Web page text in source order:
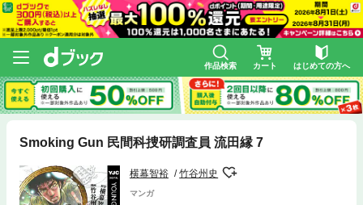
作品検索 カート はじめての方へ
Smoking Gun 民間科捜研調査員 流田縁 7
横幕智裕 竹谷州史
マンガ